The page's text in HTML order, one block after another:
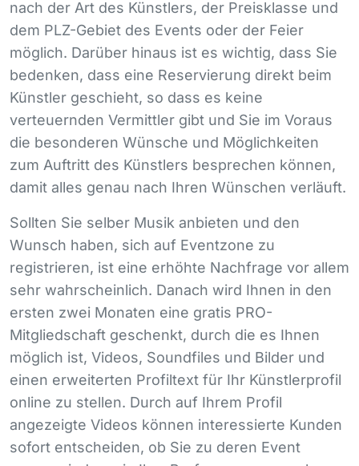
nach der Art des Künstlers, der Preisklasse und
dem PLZ-Gebiet des Events oder der Feier
möglich. Darüber hinaus ist es wichtig, dass Sie
bedenken, dass eine Reservierung direkt beim
Künstler geschieht, so dass es keine
verteuernden Vermittler gibt und Sie im Voraus
die besonderen Wünsche und Möglichkeiten
zum Auftritt des Künstlers besprechen können,
damit alles genau nach Ihren Wünschen verläuft.
Sollten Sie selber Musik anbieten und den
Wunsch haben, sich auf Eventzone zu
registrieren, ist eine erhöhte Nachfrage vor allem
sehr wahrscheinlich. Danach wird Ihnen in den
ersten zwei Monaten eine gratis PRO-
Mitgliedschaft geschenkt, durch die es Ihnen
möglich ist, Videos, Soundfiles und Bilder und
einen erweiterten Profiltext für Ihr Künstlerprofil
online zu stellen. Durch auf Ihrem Profil
angezeigte Videos können interessierte Kunden
sofort entscheiden, ob Sie zu deren Event